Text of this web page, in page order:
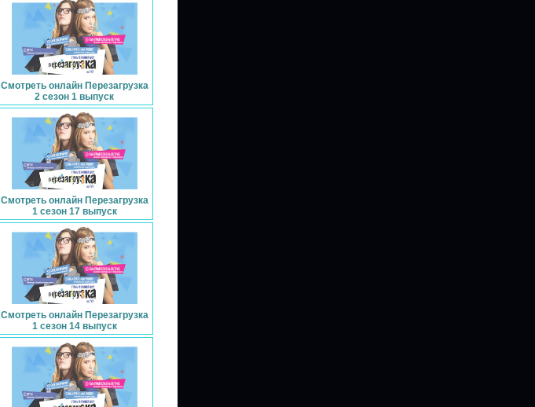
Смотреть онлайн Перезагрузка
2 сезон 1 выпуск
Смотреть онлайн Перезагрузка
1 сезон 17 выпуск
Смотреть онлайн Перезагрузка
1 сезон 14 выпуск